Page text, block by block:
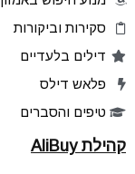
סקירות וביקורות
דילים בלעדיים
פלאש דילס
טיפים והסברים
קהילת AliBuy